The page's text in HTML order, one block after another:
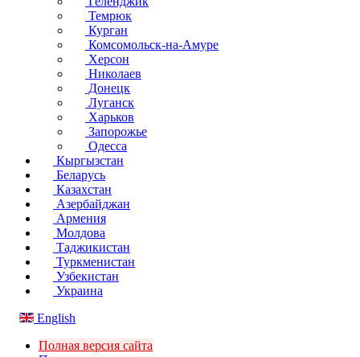
Темрюк
Курган
Комсомольск-на-Амуре
Херсон
Николаев
Донецк
Луганск
Харьков
Запорожье
Одесса
Кыргызстан
Беларусь
Казахстан
Азербайджан
Армения
Молдова
Таджикистан
Туркменистан
Узбекистан
Украина
English
Полная версия сайта